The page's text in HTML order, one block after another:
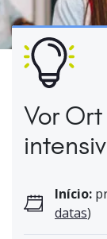
Vor
Início:
datas)